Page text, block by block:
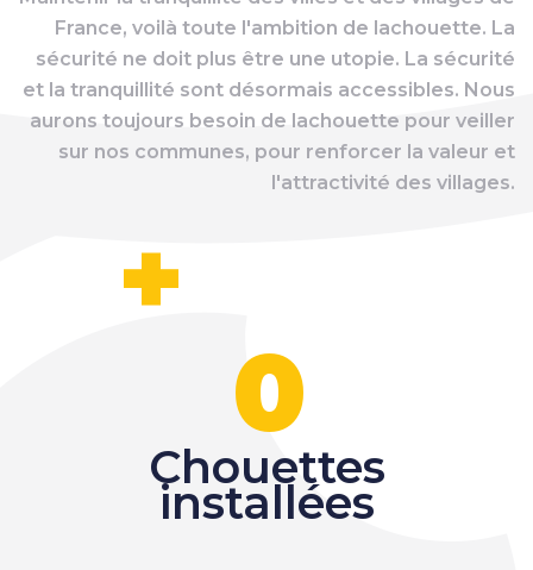
France, voilà toute l'ambition de lachouette. La
sécurité ne doit plus être une utopie. La sécurité
et la tranquillité sont désormais accessibles. Nous
aurons toujours besoin de lachouette pour veiller
sur nos communes, pour renforcer la valeur et
l'attractivité des villages.
+
0
Chouettes
installées